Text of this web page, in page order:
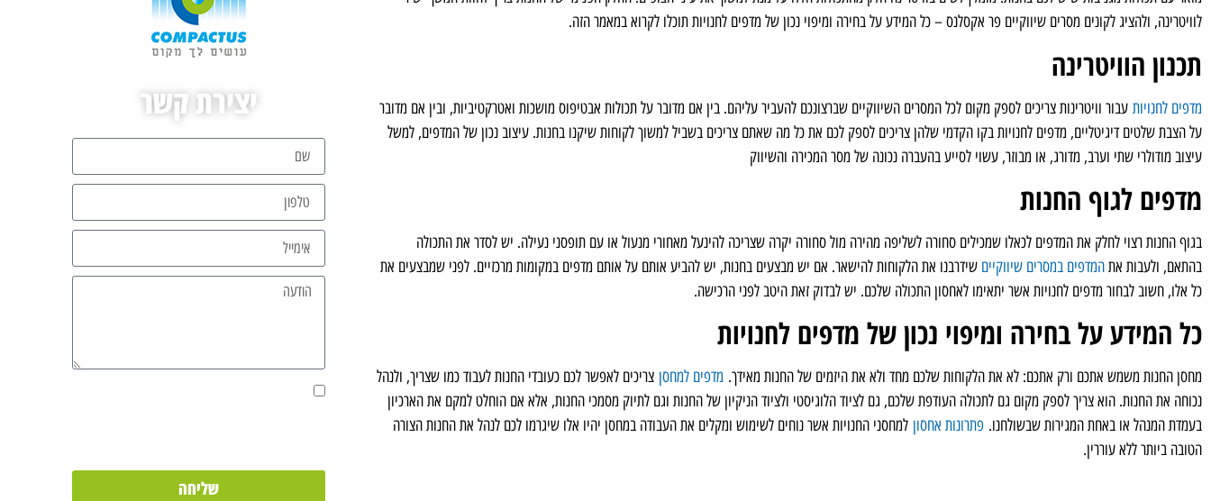
לוויטרינה, ולהציג לקונים מסרים שיווקיים פר אקסלנס – כל המידע על בחירה ומיפוי נכון של מדפים לחנויות תוכלו לקרוא במאמר הזה.
תכנון הוויטרינה
מדפים לחנויות עבור וויטרינות צריכים לספק מקום לכל המסרים השיווקיים שברצונכם להעביר עליהם. בין אם מדובר על תכולות אבטיפוס מושכות ואטרקטיביות, ובין אם מדובר
על הצבת שלטים דיגיטליים, מדפים לחנויות בקו הקדמי שלהן צריכים לספק לכם את כל מה שאתם צריכים בשביל למשוך לקוחות שיקנו בחנות. עיצוב נכון של המדפים, למשל
עיצוב מודולרי שתי וערב, מדורג, או מבוזר, עשוי לסייע בהעברה נכונה של מסר המכירה והשיווק
מדפים לגוף החנות
בגוף החנות רצוי לחלק את המדפים לכאלו שמכילים סחורה לשליפה מהירה מול סחורה יקרה שצריכה להינעל מאחורי מנעול או עם תופסני נעילה. יש לסדר את התכולה
בהתאם, ולעבות אתהמדפים במסרים שיווקיים שידרבנו את הלקוחות להישאר. אם יש מבצעים בחנות, יש להביע אותם על אותם מדפים במקומות מרכזיים. לפני שמבצעים את
כל אלו, חשוב לבחור מדפים לחנויות אשר יתאימו לאחסון התכולה שלכם. יש לבדוק זאת היטב לפני הרכישה.
כל המידע על בחירה ומיפוי נכון של מדפים לחנויות
מחסן החנות משמש אתכם ורק אתכם: לא את הלקוחות שלכם מחד ולא את היזמים של החנות מאידך. מדפים למחסן צריכים לאפשר לכם כעובדי החנות לעבוד כמו שצריך, ולנהל
נכוחה את החנות. הוא צריך לספק מקום גם לתכולה העודפת שלכם, גם לציוד הלוגיסטי ולציוד הניקיון של החנות וגם לתיוק מסמכי החנות, אלא אם הוחלט למקם את הארכיון
בעמדת המנהל או באחת המגירות שבשולחנו. פתרונות אחסון למחסני החנויות אשר נוחים לשימוש ומקלים את העבודה במחסן יהיו אלו שיגרמו לכם לנהל את החנות הצורה
הטובה ביותר ללא עוררין.
יצירת קשר
שליחה